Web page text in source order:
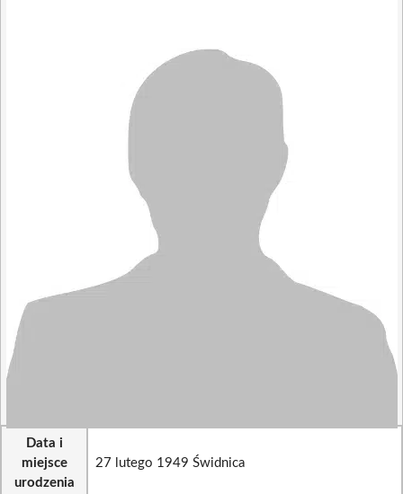
Data i
miejsce
urodzenia
27 lutego 1949 Świdnica